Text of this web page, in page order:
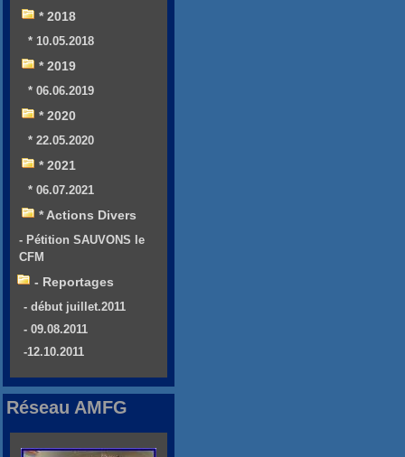
* 2018
* 10.05.2018
* 2019
* 06.06.2019
* 2020
* 22.05.2020
* 2021
* 06.07.2021
* Actions Divers
- Pétition SAUVONS le
CFM
- Reportages
- début juillet.2011
- 09.08.2011
-12.10.2011
Réseau AMFG